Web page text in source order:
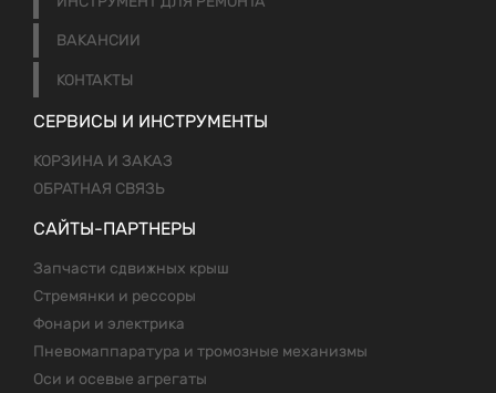
ВАКАНСИИ
КОНТАКТЫ
СЕРВИСЫ И ИНСТРУМЕНТЫ
КОРЗИНА И ЗАКАЗ
ОБРАТНАЯ СВЯЗЬ
САЙТЫ-ПАРТНЕРЫ
Запчасти сдвижных крыш
Стремянки и рессоры
Фонари и электрика
Пневомаппаратура и тромозные механизмы
Оси и осевые агрегаты